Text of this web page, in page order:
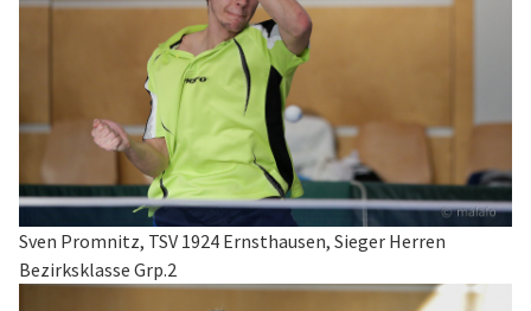
Sven Promnitz, TSV 1924 Ernsthausen, Sieger Herren
Bezirksklasse Grp.2